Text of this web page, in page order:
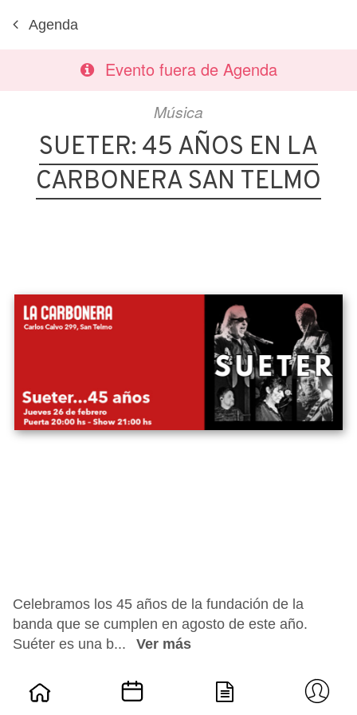
Agenda
Evento fuera de Agenda
Música
SUETER: 45 AÑOS EN LA
CARBONERA SAN TELMO
Celebramos los 45 años de la fundación de la
banda que se cumplen en agosto de este año.
Suéter es una b...
Ver más